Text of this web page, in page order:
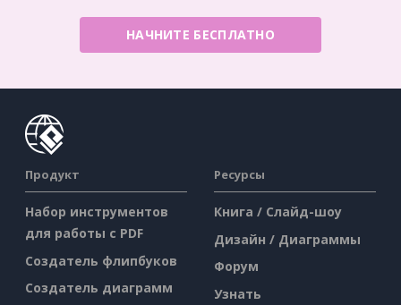
НАЧНИТЕ БЕСПЛАТНО
Продукт
Набор инструментов
для работы с PDF
Создатель флипбуков
Создатель диаграмм
Ресурсы
Книга / Слайд-шоу
Дизайн / Диаграммы
Форум
Узнать